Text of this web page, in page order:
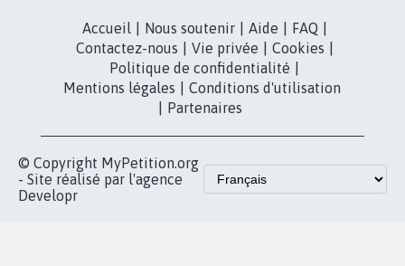
Accueil Nous soutenir Aide FAQ
Contactez-nous
Vie privée Cookies
Politique de confidentialité
Mentions légales
Conditions d'utilisation
Partenaires
© Copyright MyPetition.org
- Site réalisé par l'agence
Developr